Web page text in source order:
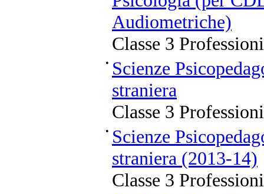
Audiometriche)
Classe 3
• Scienze
straniera
Classe 3
• Scienze
straniera (2013-14)
Classe 3